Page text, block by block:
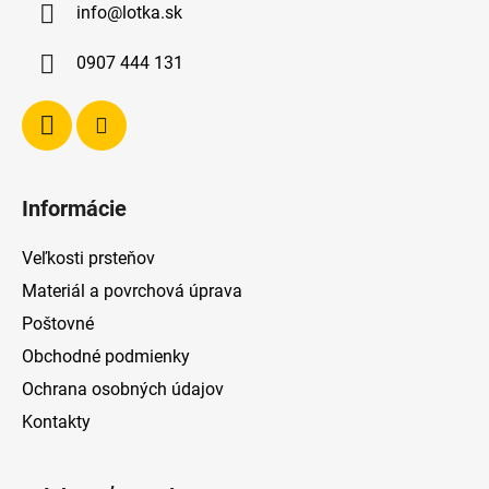
info@lotka.sk
0907 444 131
Informácie
Veľkosti prsteňov
Materiál a povrchová úprava
Poštovné
Obchodné podmienky
Ochrana osobných údajov
Kontakty